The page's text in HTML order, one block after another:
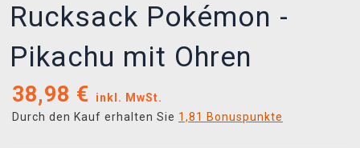
Rucksack Pokémon -
Pikachu mit Ohren
38,98 €
inkl. MwSt.
Durch den Kauf erhalten Sie 1,81 Bonuspunkte